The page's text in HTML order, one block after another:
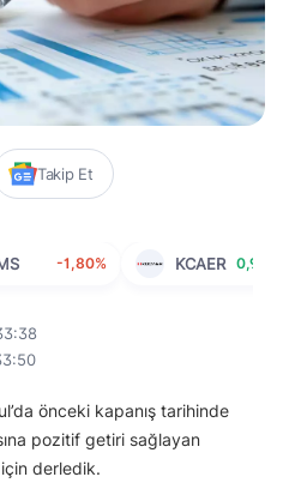
Takip Et
-1,80% KCAER 0,95%
önceki kapanış tarihinde
pozitif getiri sağlayan
derledik.